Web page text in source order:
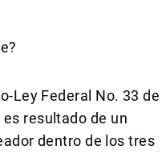
Ley Federal No. 33 de
resultado de un
dentro de los tres